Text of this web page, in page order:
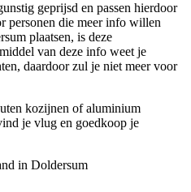
geprijsd en passen hierdoor
personen die meer info willen
plaatsen, is deze
van deze info weet je
daardoor zul je niet meer voor
kozijnen of aluminium
je vlug en goedkoop je
in Doldersum